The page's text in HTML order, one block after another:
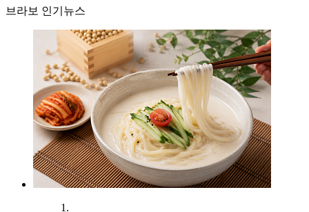
브라보 인기뉴스
1.